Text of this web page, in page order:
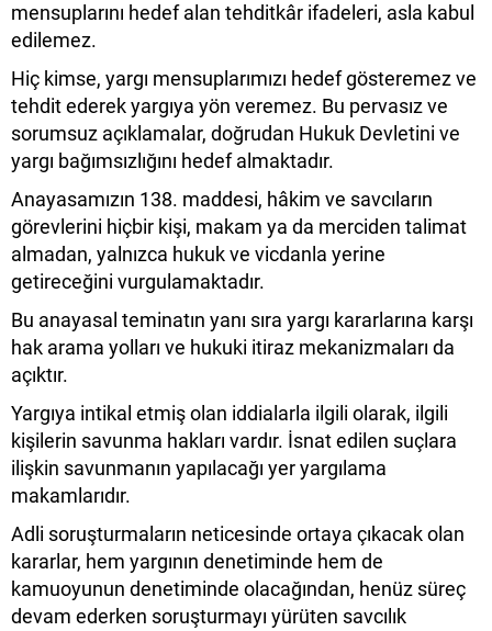
mensuplarını hedef alan tehditkâr ifadeleri, asla kabul
edilemez.
Hiç kimse, yargı mensuplarımızı hedef gösteremez ve
tehdit ederek yargıya yön veremez. Bu pervasız ve
sorumsuz açıklamalar, doğrudan Hukuk Devletini ve
yargı bağımsızlığını hedef almaktadır.
Anayasamızın 138. maddesi, hâkim ve savcıların
görevlerini hiçbir kişi, makam ya da merciden talimat
almadan, yalnızca hukuk ve vicdanla yerine
getireceğini vurgulamaktadır.
Bu anayasal teminatın yanı sıra yargı kararlarına karşı
hak arama yolları ve hukuki itiraz mekanizmaları da
açıktır.
Yargıya intikal etmiş olan iddialarla ilgili olarak, ilgili
kişilerin savunma hakları vardır. İsnat edilen suçlara
ilişkin savunmanın yapılacağı yer yargılama
makamlarıdır.
Adli soruşturmaların neticesinde ortaya çıkacak olan
kararlar, hem yargının denetiminde hem de
kamuoyunun denetiminde olacağından, henüz süreç
devam ederken soruşturmayı yürüten savcılık